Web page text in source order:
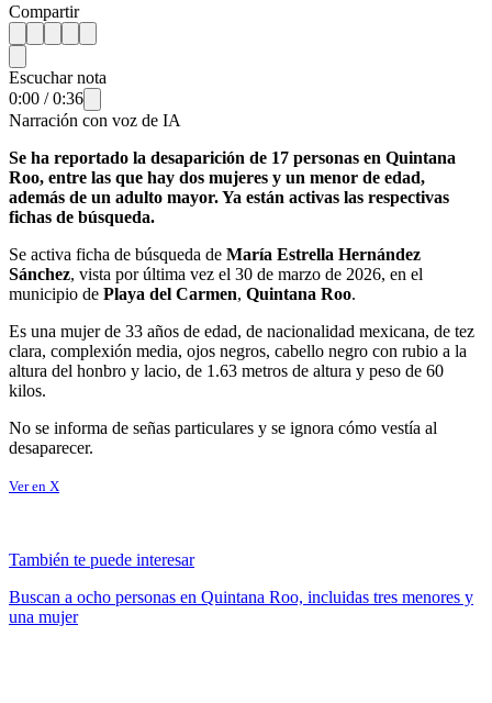
Compartir
Escuchar nota
0:00 /0:36
Narración con voz de IA
Se ha reportado la desaparición de 17 personas en Quintana
Roo, entre las que hay dos mujeres y un menor de edad,
además de un adulto mayor. Ya están activas las respectivas
fichas de búsqueda.
Se activa ficha de búsqueda de María Estrella Hernández
Sánchez, vista por última vez el 30 de marzo de 2026, en el
municipio de Playa del Carmen, Quintana Roo.
Es una mujer de 33 años de edad, de nacionalidad mexicana, de tez
clara, complexión media, ojos negros, cabello negro con rubio a la
altura del honbro y lacio, de 1.63 metros de altura y peso de 60
kilos.
No se informa de señas particulares y se ignora cómo vestía al
desaparecer.
Ver en X
También te puede interesar
Buscan a ocho personas en Quintana Roo, incluidas tres menores y
una mujer